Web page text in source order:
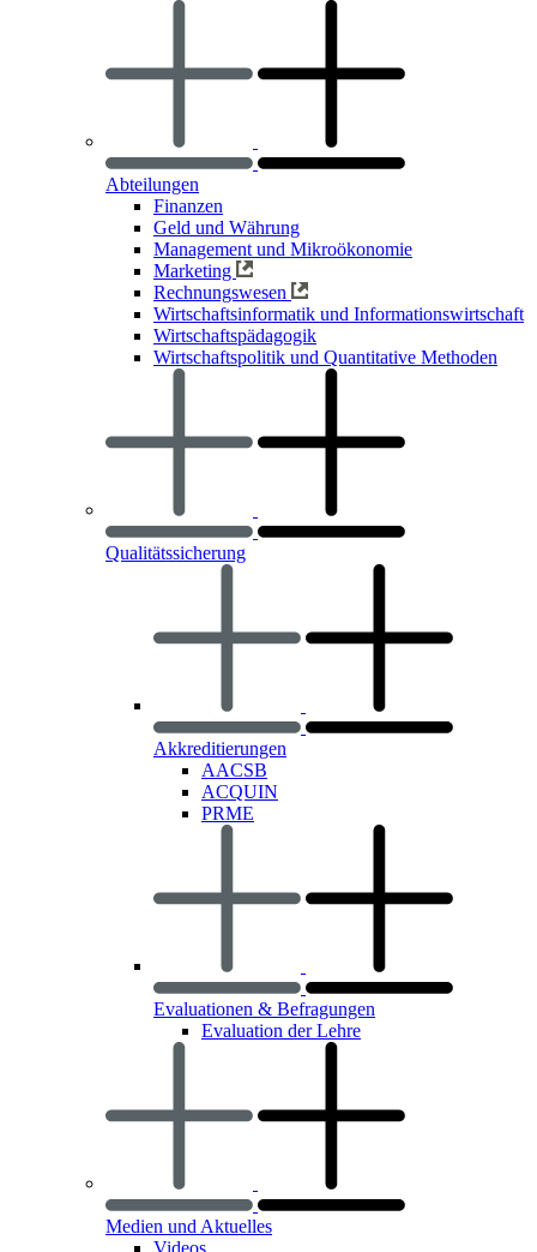
Abteilungen
Finanzen
Geld und Währung
Management und Mikroökonomie
Marketing
Rechnungswesen
Wirtschaftsinformatik und Informationswirtschaft
Wirtschaftspädagogik
Wirtschaftspolitik und Quantitative Methoden
Qualitätssicherung
Akkreditierungen
AACSB
ACQUIN
PRME
Evaluationen & Befragungen
Evaluation der Lehre
Medien und Aktuelles
Videos